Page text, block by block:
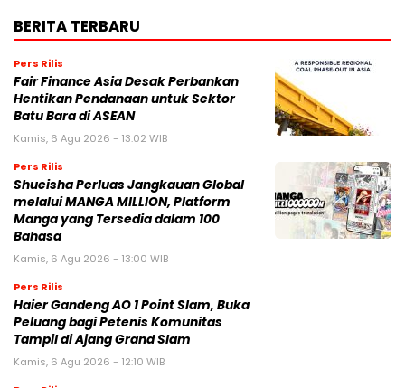
BERITA TERBARU
Pers Rilis
Fair Finance Asia Desak Perbankan
Hentikan Pendanaan untuk Sektor
Batu Bara di ASEAN
Kamis, 6 Agu 2026 - 13:02 WIB
Pers Rilis
Shueisha Perluas Jangkauan Global
melalui MANGA MILLION, Platform
Manga yang Tersedia dalam 100
Bahasa
Kamis, 6 Agu 2026 - 13:00 WIB
Pers Rilis
Haier Gandeng AO 1 Point Slam, Buka
Peluang bagi Petenis Komunitas
Tampil di Ajang Grand Slam
Kamis, 6 Agu 2026 - 12:10 WIB